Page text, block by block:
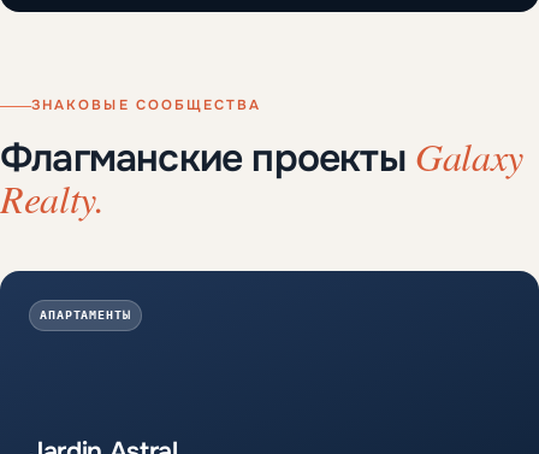
ЗНАКОВЫЕ СООБЩЕСТВА
Флагманские проекты Galaxy
Realty.
АПАРТАМЕНТЫ